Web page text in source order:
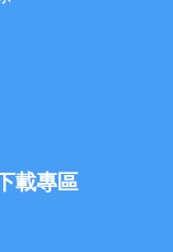
載專區